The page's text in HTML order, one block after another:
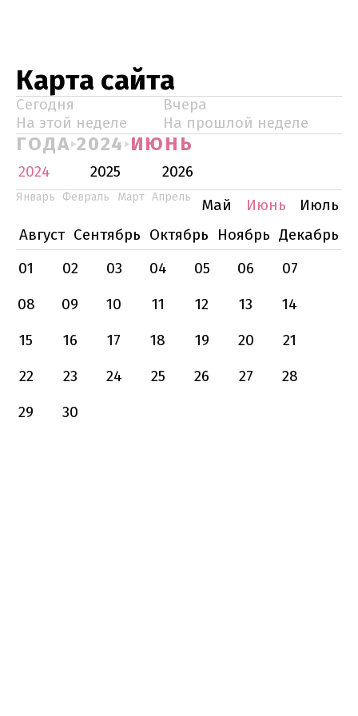
Карта сайта
Сегодня
Вчера
На этой неделе
На прошлой неделе
ГОДА 2024 ИЮНЬ
2024 2025 2026
Январь Февраль Март Апрель Май Июнь
Июль
Август Сентябрь Октябрь Ноябрь Декабрь
01
02 03 04 05 06
07
08
09 10 11 12 13
14
15
16 17 18 19 20
21
22
23 24 25 26 27
28
29
30